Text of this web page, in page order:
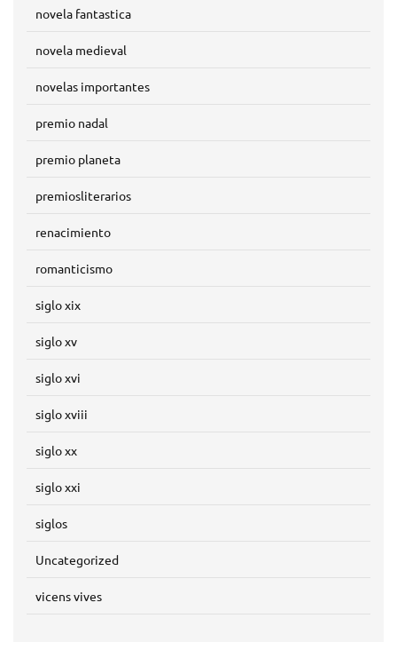
novela fantastica
novela medieval
novelas importantes
premio nadal
premio planeta
premiosliterarios
renacimiento
romanticismo
siglo xix
siglo xv
siglo xvi
siglo xviii
siglo xx
siglo xxi
siglos
Uncategorized
vicens vives